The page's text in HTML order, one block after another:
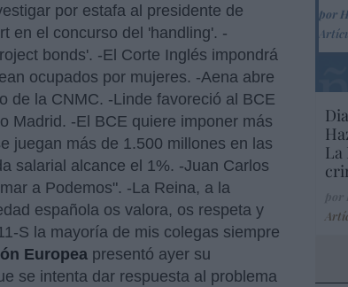
por estafa al presidente de
en el concurso del 'handling'. -
bonds'. -El Corte Inglés impondrá
ocupados por mujeres. -Aena abre
de la CNMC. -Linde favoreció al BCE
Madrid. -El BCE quiere imponer más
juegan más de 1.500 millones en las
salarial alcance el 1%. -Juan Carlos
a Podemos". -La Reina, a la
española os valora, os respeta y
S la mayoría de mis colegas siempre
Europea presentó ayer su
se intenta dar respuesta al problema
por
La